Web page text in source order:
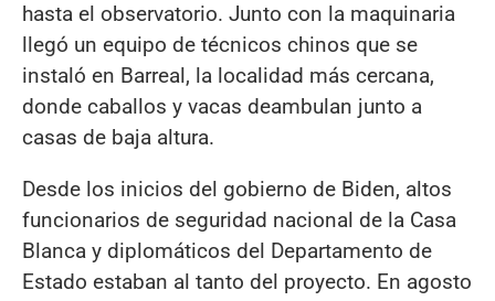
hasta el observatorio. Junto con la maquinaria
llegó un equipo de técnicos chinos que se
instaló en Barreal, la localidad más cercana,
donde caballos y vacas deambulan junto a
casas de baja altura.
Desde los inicios del gobierno de Biden, altos
funcionarios de seguridad nacional de la Casa
Blanca y diplomáticos del Departamento de
Estado estaban al tanto del proyecto. En agosto